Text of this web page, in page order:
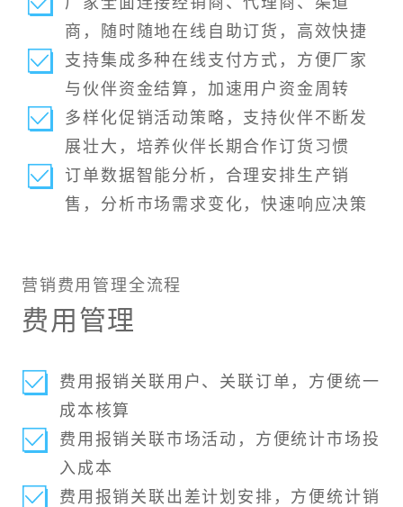
商，随时随地在线自助订货，高效快捷
支持集成多种在线支付方式，方便厂家
与伙伴资金结算，加速用户资金周转
多样化促销活动策略，支持伙伴不断发
展壮大，培养伙伴长期合作订货习惯
订单数据智能分析，合理安排生产销
售，分析市场需求变化，快速响应决策
营销费用管理全流程
费用管理
费用报销关联用户、关联订单，方便统一
成本核算
费用报销关联市场活动，方便统计市场投
入成本
费用报销关联出差计划安排，方便统计销